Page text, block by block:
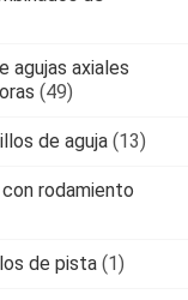
agujas axiales
(49)
de aguja (13)
rodamiento
de pista (1)